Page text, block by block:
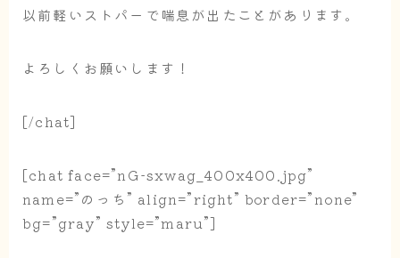
以前軽いストパーで喘息が出たことがあります。
よろしくお願いします！
[/chat]
[chat face=”nG-sxwag_400x400.jpg”
name=”のっち” align=”right” border=”none”
bg=”gray” style=”maru”]